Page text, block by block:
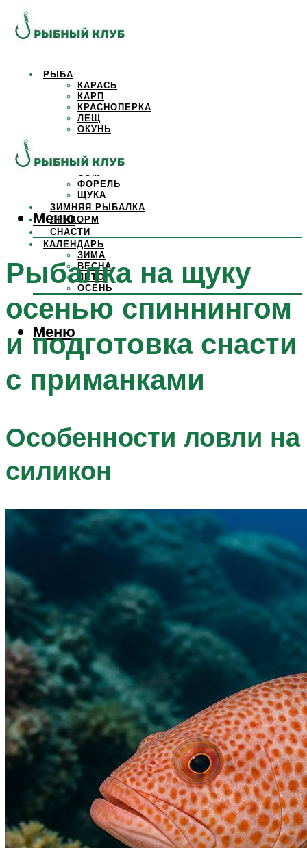
РЫБА
КАРАСЬ
КАРП
КРАСНОПЕРКА
ЛЕЩ
ОКУНЬ
САЗАН
СОМ
ФОРЕЛЬ
ЩУКА
ЗИМНЯЯ РЫБАЛКА
ПРИКОРМ
СНАСТИ
КАЛЕНДАРЬ
ЗИМА
ВЕСНА
ЛЕТО
ОСЕНЬ
Меню
Меню
Рыбалка на щуку
осенью спиннингом
и подготовка снасти
с приманками
Особенности ловли на
силикон